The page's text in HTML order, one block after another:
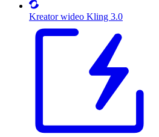
Kreator wideo Kling 3.0